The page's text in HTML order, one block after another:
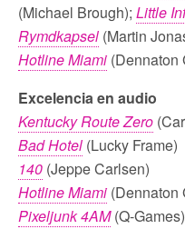
(Michael Brough); Little
Rymdkapsel (Martin
Hotline Miami (Dennaton
Excelencia en audio
Kentucky Route Zero
Bad Hotel (Lucky Frame)
140 (Jeppe Carlsen)
Hotline Miami (Dennaton
Pixeljunk 4AM(Q-Games)